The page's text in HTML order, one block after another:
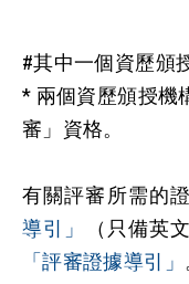
#其中一個資歷頒
* 兩個資歷頒授機
審」資格。
有關評審所需的
導引」
（只備英
「評審證據導引」